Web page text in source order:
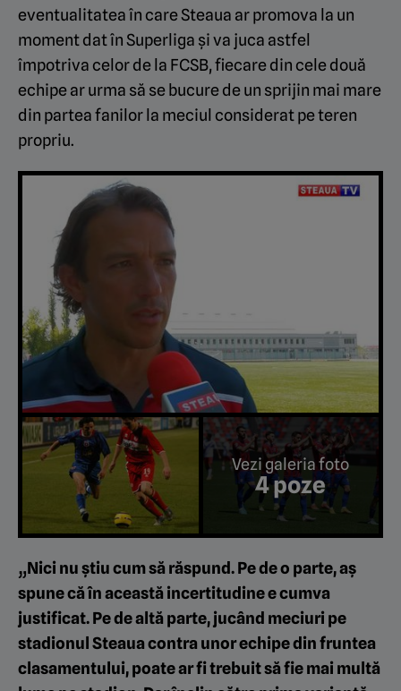
eventualitatea în care Steaua ar promova la un
moment dat în Superliga și va juca astfel
împotriva celor de la FCSB, fiecare din cele două
echipe ar urma să se bucure de un sprijin mai mare
din partea fanilor la meciul considerat pe teren
propriu.
Vezi galeria foto
4 poze
„Nici nu știu cum să răspund. Pe de o parte, aș
spune că în această incertitudine e cumva
justificat. Pe de altă parte, jucând meciuri pe
stadionul Steaua contra unor echipe din fruntea
clasamentului, poate ar fi trebuit să fie mai multă